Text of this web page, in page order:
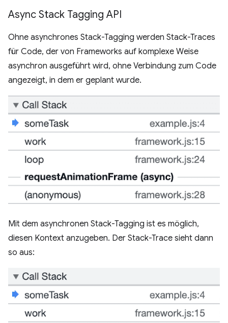
Async Stack Tagging API
Ohne asynchrones Stack-Tagging werden Stack-Traces
für Code, der von Frameworks auf komplexe Weise
asynchron ausgeführt wird, ohne Verbindung zum Code
angezeigt, in dem er geplant wurde.
Mit dem asynchronen Stack-Tagging ist es möglich,
diesen Kontext anzugeben. Der Stack-Trace sieht dann
so aus: